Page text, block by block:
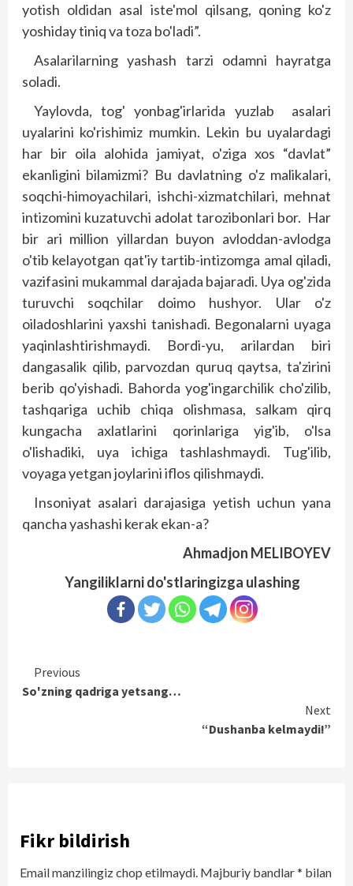
yotish oldidan asal iste'mol qilsang, qoning ko'z
yoshiday tiniq va toza bo'ladi”.
Asalarilarning yashash tarzi odamni hayratga
soladi.
Yaylovda, tog' yonbag'irlarida yuzlab asalari
uyalarini ko'rishimiz mumkin. Lekin bu uyalardagi
har bir oila alohida jamiyat, o'ziga xos “davlat”
ekanligini bilamizmi? Bu davlatning o'z malikalari,
soqchi-himoyachilari, ishchi-xizmatchilari, mehnat
intizomini kuzatuvchi adolat tarozibonlari bor. Har
bir ari million yillardan buyon avloddan-avlodga
o'tib kelayotgan qat'iy tartib-intizomga amal qiladi,
vazifasini mukammal darajada bajaradi. Uya og'zida
turuvchi soqchilar doimo hush­yor. Ular o'z
oiladoshlarini yaxshi tanishadi. Begonalarni uyaga
yaqinlashtirishmaydi. Bordi-yu, arilardan biri
dangasalik qilib, parvozdan quruq qaytsa, ta'zirini
berib qo'yishadi. Bahorda yog'ingarchilik cho'zilib,
tashqariga uchib chiqa olishmasa, salkam qirq
kungacha axlatlarini qorinlariga yig'ib, o'lsa
o'lishadiki, uya ichiga tashlashmaydi. Tug'ilib,
voyaga yetgan joylarini iflos qilishmaydi.
Insoniyat asalari darajasiga yetish uchun yana
qancha yashashi kerak ekan-a?
Ahmadjon MELIBOYEV
Yangiliklarni do'stlaringizga ulashing
Continue
Reading
Previous
So'zning qadriga yetsang…
Next
“Dushanba kelmaydi!”
Fikr bildirish
Email manzilingiz chop etilmaydi. Majburiy bandlar* bilan